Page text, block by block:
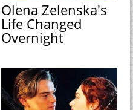
Olena Zelenska's
Life Changed
Overnight